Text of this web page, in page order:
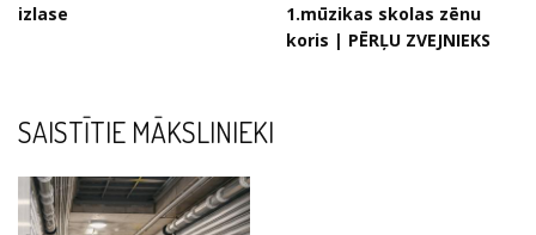
izlase
1.mūzikas skolas zēnu
koris | PĒRĻU ZVEJNIEKS
SAISTĪTIE MĀKSLINIEKI